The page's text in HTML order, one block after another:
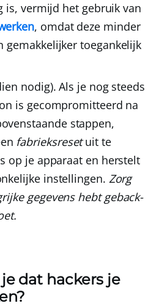
is, vermijd het gebruik van
, omdat deze minder
gemakkelijker toegankelijk
nodig). Als je nog steeds
is gecompromitteerd na
stappen,
fabrieksresetuit te
op je apparaat en herstelt
instellingen. Zorg
gegevens hebt geback-
dat hackers je